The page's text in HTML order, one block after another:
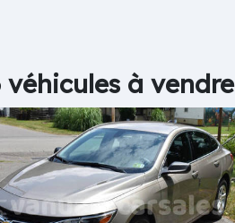
véhicules à vendre